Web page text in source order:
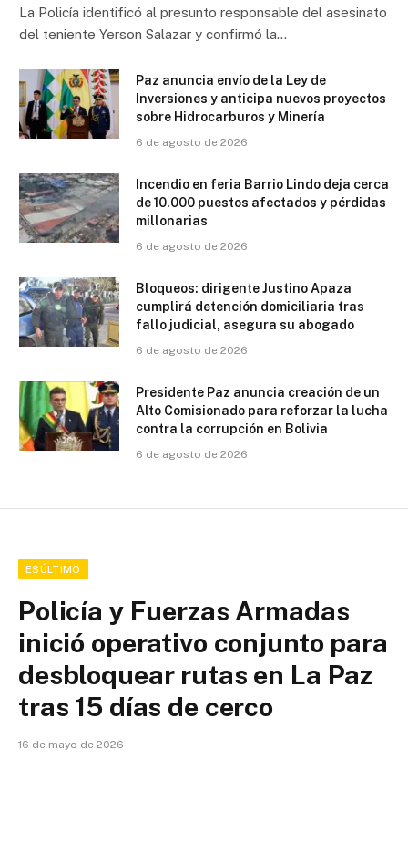
La Policía identificó al presunto responsable del asesinato
del teniente Yerson Salazar y confirmó la…
Paz anuncia envío de la Ley de
Inversiones y anticipa nuevos proyectos
sobre Hidrocarburos y Minería
6 de agosto de 2026
Incendio en feria Barrio Lindo deja cerca
de 10.000 puestos afectados y pérdidas
millonarias
6 de agosto de 2026
Bloqueos: dirigente Justino Apaza
cumplirá detención domiciliaria tras
fallo judicial, asegura su abogado
6 de agosto de 2026
Presidente Paz anuncia creación de un
Alto Comisionado para reforzar la lucha
contra la corrupción en Bolivia
6 de agosto de 2026
ESÚLTIMO
Policía y Fuerzas Armadas
inició operativo conjunto para
desbloquear rutas en La Paz
tras 15 días de cerco
16 de mayo de 2026